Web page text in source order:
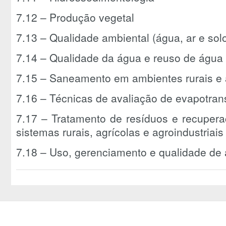
7.12 – Produção vegetal
7.13 – Qualidade ambiental (água, ar e
7.14 – Qualidade da água e reuso de
7.15 – Saneamento em ambientes rurais
7.16 – Técnicas de avaliação de
7.17 – Tratamento de resíduos e
sistemas rurais, agrícolas e agroindustriais
7.18 – Uso, gerenciamento e qualidade